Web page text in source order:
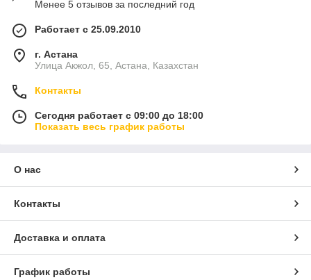
Менее 5 отзывов за последний год
Работает с 25.09.2010
г. Астана
Улица Акжол, 65, Астана, Казахстан
Контакты
Сегодня работает с 09:00 до 18:00
Показать весь график работы
О нас
Контакты
Доставка и оплата
График работы